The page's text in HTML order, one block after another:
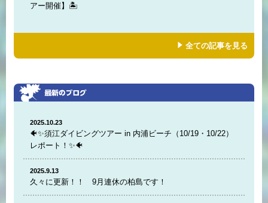
アー開催】🏝️
全ての記事を見る
2025.10.23
🐠✨須江ダイビングツアー in 内浦ビーチ（10/19・10/22）
レポート！✨🐠
2025.9.13
久々に更新！！ 9月連休の柏島です！